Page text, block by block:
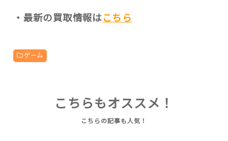
・最新の買取情報はこちら
ゲーム
こちらもオススメ！